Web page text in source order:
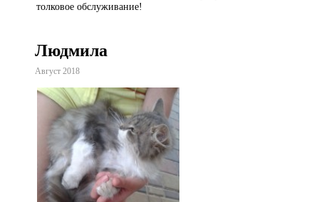
толковое обслуживание!
Людмила
Август 2018